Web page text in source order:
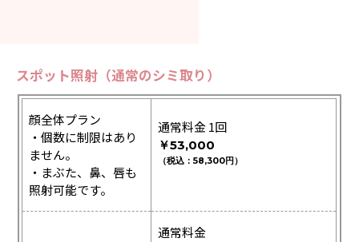
スポット照射（通常のシミ取り）
顔全体プラン
・個数に制限はあり
ません。
・まぶた、鼻、唇も
照射可能です。
通常料金 1回
￥53,000
58,300
通常料金